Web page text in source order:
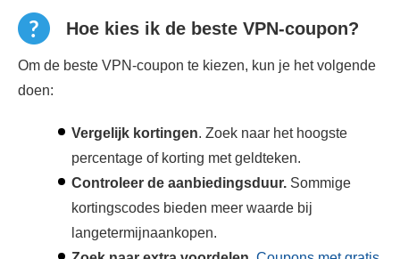
Hoe kies ik de beste VPN-coupon?
Om de beste VPN-coupon te kiezen, kun je het volgende
doen:
Vergelijk kortingen. Zoek naar het hoogste
percentage of korting met geldteken.
Controleer de aanbiedingsduur. Sommige
kortingscodes bieden meer waarde bij
langetermijnaankopen.